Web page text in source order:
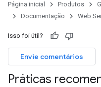
Página inicial Produtos
Documentação
Web
Isso foi útil?
Envie comentários
Práticas